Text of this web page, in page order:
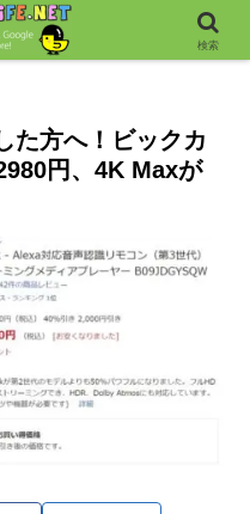
た方へ！ビックカ
円、4K Maxが
検索